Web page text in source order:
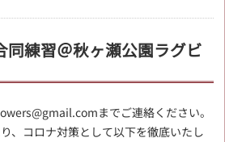
同練習＠秋ヶ瀬公園ラグビ
までご連絡ください。
、コロナ対策として以下を徹底いたし